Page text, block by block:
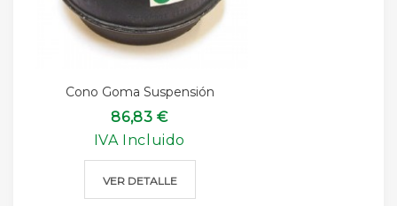
Cono Goma Suspensión
86,83 €
IVA Incluido
VER DETALLE